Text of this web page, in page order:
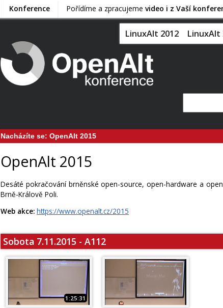
Konference Pořídíme a zpracujeme video i z Vaší
LinuxAlt 2012 LinuxAlt
Nacházíte se: OpenAlt 2015
OpenAlt 2015
Desáté pokračování brněnské open-source, open-hardware a
Brně-Králově Poli.
Web akce: https://www.openalt.cz/2015
Sobota 7.11.2015 - A112
1:25:31